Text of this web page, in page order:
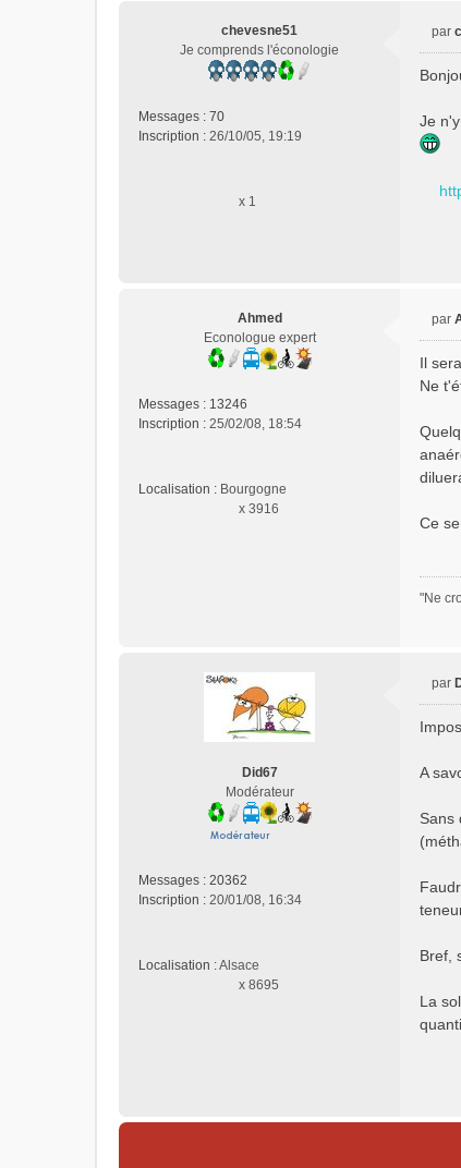
n
chevesne51
Je comprends l'éconologie
Messages : 70
Inscription : 26/10/05, 19:19
x 1
s
a
g
par
Je
Ahmed
Econologue expert
Messages : 13246
Inscription : 25/02/08, 18:54
Localisation : Bourgogne
x 3916
s
s
g
e
n
l
par
Il
Ne
Ce
"Ne
Did67
Modérateur
Messages : 20362
Inscription : 20/01/08, 16:34
Localisation :Alsace
x 8695
s
a
e
l
u
par
A
Sans
Bref,
La